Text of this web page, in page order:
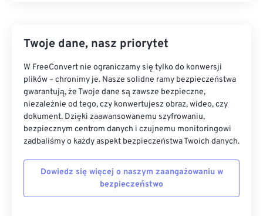
Twoje dane, nasz priorytet
W FreeConvert nie ograniczamy się tylko do konwersji
plików – chronimy je. Nasze solidne ramy bezpieczeństwa
gwarantują, że Twoje dane są zawsze bezpieczne,
niezależnie od tego, czy konwertujesz obraz, wideo, czy
dokument. Dzięki zaawansowanemu szyfrowaniu,
bezpiecznym centrom danych i czujnemu monitoringowi
zadbaliśmy o każdy aspekt bezpieczeństwa Twoich danych.
Dowiedz się więcej o naszym zaangażowaniu w
bezpieczeństwo